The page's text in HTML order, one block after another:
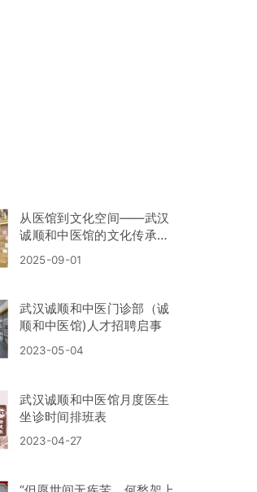
从医馆到文化空间——武汉
诚顺和中医馆的文化传承与
非遗创新
2025-09-01
武汉诚顺和中医门诊部（诚
顺和中医馆)人才招聘启事
2023-05-04
武汉诚顺和中医馆月度医生
坐诊时间排班表
2023-04-27